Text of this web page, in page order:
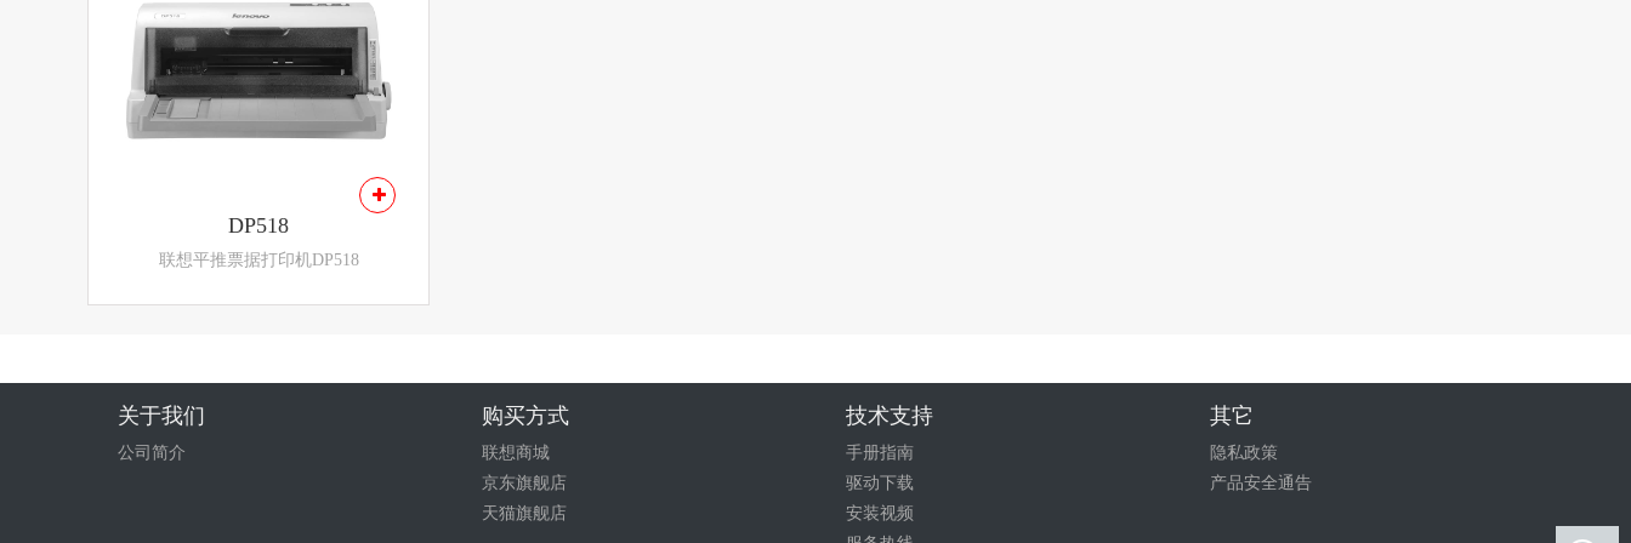
DP518
联想平推票据打印机DP518
关于我们
公司简介
购买方式
联想商城
京东旗舰店
天猫旗舰店
技术支持
手册指南
驱动下载
安装视频
其它
隐私政策
产品安全通告